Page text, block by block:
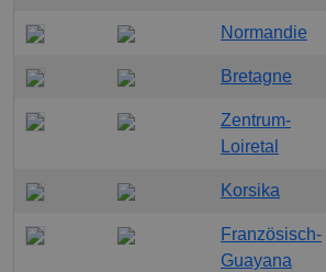
Normandie
Bretagne
Zentrum-
Loiretal
Korsika
Französisch-
Guayana